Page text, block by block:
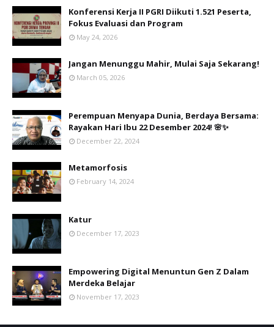
Konferensi Kerja II PGRI Diikuti 1.521 Peserta,
Fokus Evaluasi dan Program
May 24, 2026
Jangan Menunggu Mahir, Mulai Saja Sekarang!
March 05, 2026
Perempuan Menyapa Dunia, Berdaya Bersama:
Rayakan Hari Ibu 22 Desember 2024! 🌸✨
December 22, 2024
Metamorfosis
February 14, 2024
Katur
December 17, 2023
Empowering Digital Menuntun Gen Z Dalam
Merdeka Belajar
November 17, 2023